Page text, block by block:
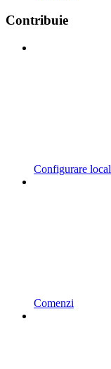
Contribuie
Configurare
Comenzi